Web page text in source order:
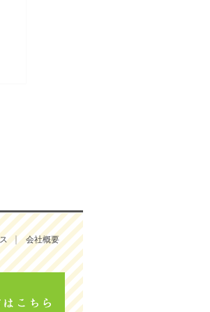
会社概要
無料相談、資料請求をご希望の方はこ